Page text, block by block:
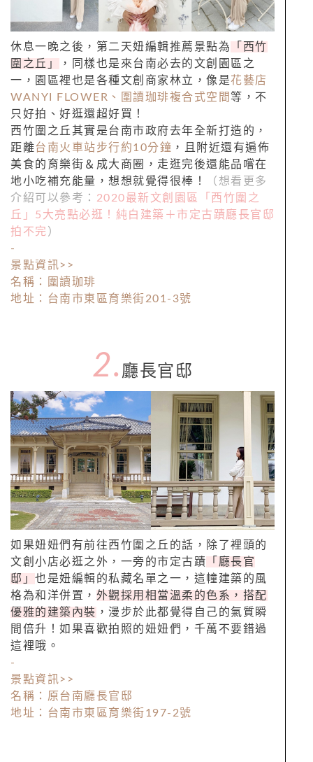
休息一晚之後，第二天妞編輯推薦景點為
「西竹
圍之丘」
，同樣也是來台南必去的文創園區之
一，園區裡也是各種文創商家林立，像是花藝店
WANYI FLOWER、圍讀珈琲複合式空間等，不
只好拍、好逛還超好買！
西竹圍之丘其實是台南市政府去年全新打造的，
距離台南火車站步行約10分鐘 ，且附近還有遍佈
美食的育樂街＆成大商圈，走逛完後還能品嚐在
地小吃補充能量，想想就覺得很棒！
（想看更多
介紹可以參考： 2020最新文創園區「西竹圍之
丘」5大亮點必逛！純白建築＋市定古蹟廳長官邸
拍不完 ）
-
景點資訊>>
名稱：圍讀珈琲
地址：台南市東區育樂街201-3號
2. 廳長官邸
如果妞妞們有前往西竹圍之丘的話，除了裡頭的
文創小店必逛之外，一旁的市定古蹟 「廳長官
邸」 也是妞編輯的私藏名單之一，這幢建築的風
格為和洋併置， 外觀採用相當溫柔的色系，搭配
優雅的建築內裝 ，漫步於此都覺得自己的氣質瞬
間倍升！如果喜歡拍照的妞妞們，千萬不要錯過
這裡哦。
-
景點資訊>>
名稱：原台南廳長官邸
地址：台南市東區育樂街197-2號